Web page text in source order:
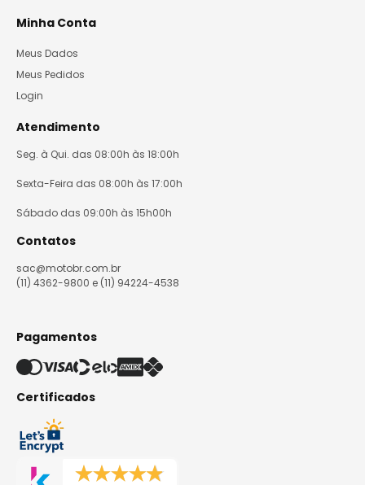
Minha Conta
Meus Dados
Meus Pedidos
Login
Atendimento
Seg. à Qui. das 08:00h às 18:00h
Sexta-Feira das 08:00h às 17:00h
Sábado das 09:00h às 15h00h
Contatos
sac@motobr.com.br
(11) 4362-9800 e (11) 94224-4538
Pagamentos
Certificados